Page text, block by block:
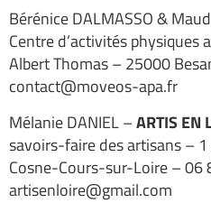
Bérénice DALMASSO &
Centre d’activités physiques
Albert Thomas – 25000
contact@moveos-apa.fr
Mélanie DANIEL –ARTIS EN
savoirs-faire des artisans –
Cosne-Cours-sur-Loire – 06
artisenloire@gmail.com